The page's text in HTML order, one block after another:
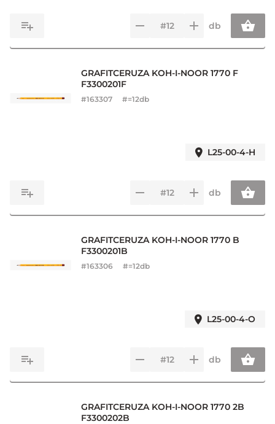
db
GRAFITCERUZA KOH-I-NOOR 1770 F
F3300201F
#163307 #=12db
L25-00-4-H
db
GRAFITCERUZA KOH-I-NOOR 1770 B
F3300201B
#163306 #=12db
L25-00-4-O
db
GRAFITCERUZA KOH-I-NOOR 1770 2B
F3300202B